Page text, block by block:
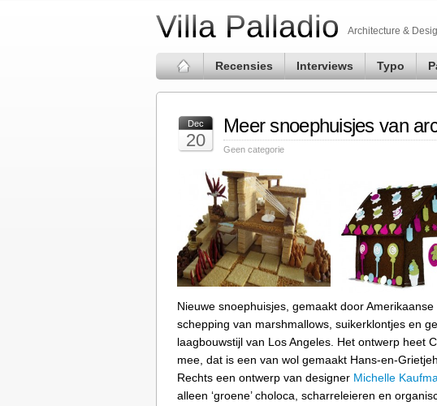
Villa Palladio Architecture &
Recensies Interviews Typo
Dec
20
Meer snoephuisjes van
Geen categorie
Nieuwe snoephuisjes, gemaakt door
schepping van marshmallows, suikerklontjes en
laagbouwstijl van Los Angeles. Het ontwerp heet
mee, dat is een van wol gemaakt Hans-en-
Rechts een ontwerp van designer Michelle
alleen ‘groene’ choloca, scharreleieren en